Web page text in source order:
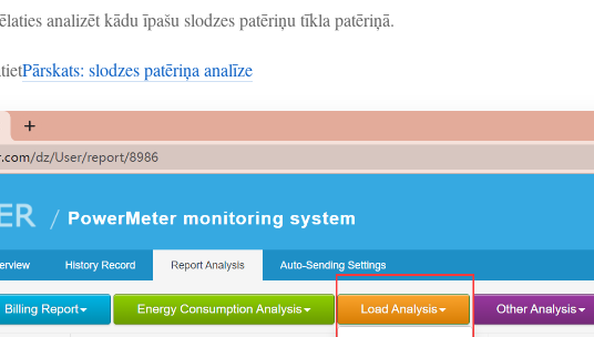
analizēt kādu īpašu slodzes patēriņu tīkla patēriņā.
Pārskats: slodzes patēriņa analīze